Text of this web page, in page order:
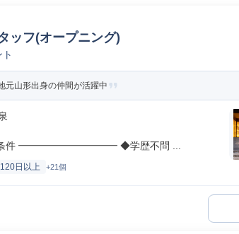
ッフ(オープニング)
元山形出身の仲間が活躍中
募条件 ━━━━━━━━━━ ◆学歴不問 ...
日以上 +21個